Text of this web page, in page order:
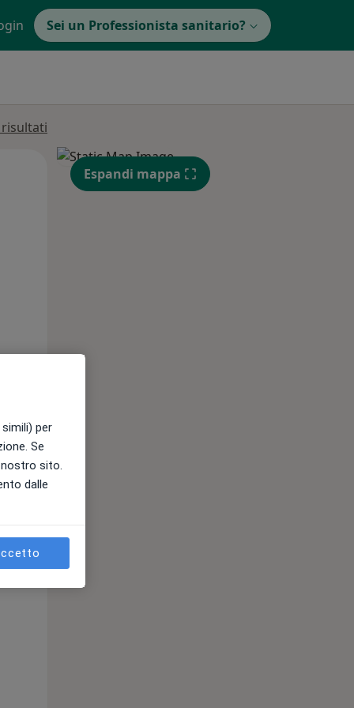
Sei un Professionista sanitario?
Mer, Gio,
13 Ago
Mar,
Espandi mappa
per
Se
sito.
dalle